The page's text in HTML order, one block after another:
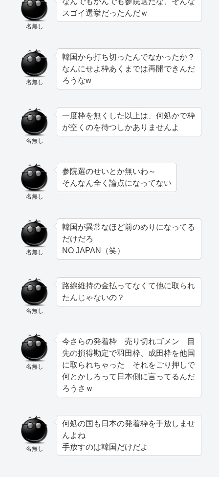
名無し
スゴイ選挙だったんだｗ
名無し
韓国から打ち切ったんでなかったか？
なんにせよ枠あくまでは再開できんだ
ろうなw
名無し
一度枠を無くした以上は、何処かで枠
が空くのを待つしかありませんよ
名無し
参院選のせいとか無いわ～
そんなん全く論点になってない
名無し
韓国が異常なほど前のめりになってる
だけだろ
NO JAPAN（笑）
名無し
路線維持の金払ってなくて他に取られ
たんじゃないの？
名無し
今さらの発着枠 売り切れゴメン 目
先の損得勘定で羽田枠、成田枠を他国
に取られちゃった それをごり押しで
何とかしろって日本側に言ってるんだ
ろうさｗ
名無し
何処の国も日本の発着枠を手放しませ
んよね
手放すのは韓国だけだよ